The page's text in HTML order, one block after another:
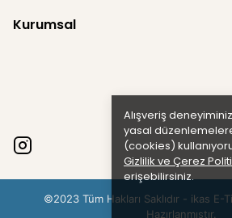
Alışveriş
yasal
(cookies)
Gizlilik ve Çerez
erişebilirsiniz.
Kurumsal
©2023 Tüm Hakları Saklıdır - ikas E-
Hazırlanmıştır.